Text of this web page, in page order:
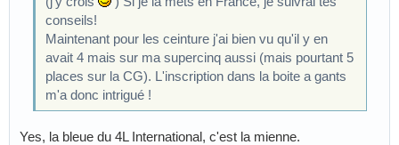
conseils!
Maintenant pour les ceinture j'ai bien vu qu'il y en
avait 4 mais sur ma supercinq aussi (mais pourtant 5
places sur la CG). L'inscription dans la boite a gants
m'a donc intrigué !
Yes, la bleue du 4L International, c'est la mienne.